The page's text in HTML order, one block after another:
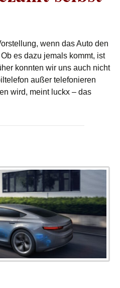
wenn das Auto den
es dazu jemals kommt, ist
konnten wir uns auch nicht
außer telefonieren
wird, meint luckx – das
selbst